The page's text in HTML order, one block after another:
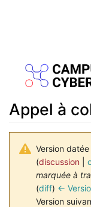
Appel à
Version
(discussion
marquée à
(diff) ←
Version